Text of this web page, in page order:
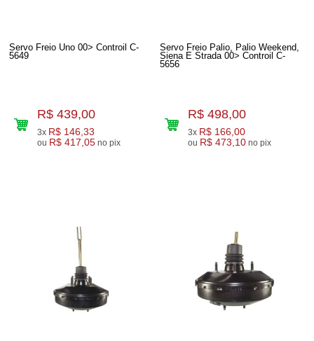
Servo Freio Uno 00> Controil C-
5649
R$ 439,00
3x R$ 146,33
ou R$ 417,05 no pix
Servo Freio Palio, Palio Weekend,
Siena E Strada 00> Controil C-
5656
R$ 498,00
3x R$ 166,00
ou R$ 473,10 no pix